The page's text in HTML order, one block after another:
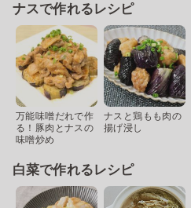
ナスで作れるレシピ
万能味噌だれで作
る！豚肉とナスの
味噌炒め
ナスと鶏もも肉の
揚げ浸し
白菜で作れるレシピ